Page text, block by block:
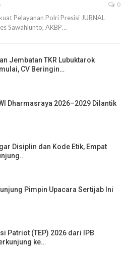
0
Pelayanan Polri Presisi JURNAL
Sawahlunto, AKBP…
Jembatan TKR Lubuktarok
CV Beringin…
Dharmasraya 2026–2029 Dilantik
Disiplin dan Kode Etik, Empat
Pimpin Upacara Sertijab Ini
Patriot (TEP) 2026 dari IPB
ke…